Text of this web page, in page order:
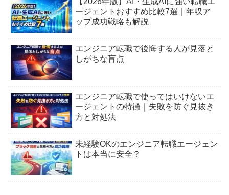
ージェントおすすめ比較7選｜年収ア
ップ成功戦略も解説
エンジニア転職で後悔する人が見落と
しがちな盲点
エンジニア転職で使ってはいけないエ
ージェントの特徴｜失敗を防ぐ見抜き
方と対処法
未経験OKのエンジニア転職エージェン
トは本当に安全？